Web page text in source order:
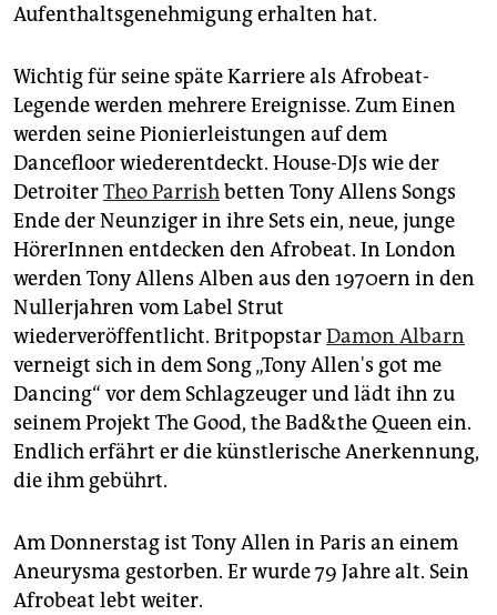
Aufenthaltsgenehmigung erhalten hat.
Wichtig für seine späte Karriere als Afrobeat-
Legende werden mehrere Ereignisse. Zum Einen
werden seine Pionierleistungen auf dem
Dancefloor wiederentdeckt. House-DJs wie der
DetroiterTheo Parrishbetten Tony Allens Songs
Ende der Neunziger in ihre Sets ein, neue, junge
HörerInnen entdecken den Afrobeat. In London
werden Tony Allens Alben aus den 1970ern in den
Nullerjahren vom Label Strut
wiederveröffentlicht. BritpopstarDamon Albarn
verneigt sich in dem Song „Tony Allen's got me
Dancing“ vor dem Schlagzeuger und lädt ihn zu
seinem Projekt The Good, the Bad&the Queen ein.
Endlich erfährt er die künstlerische Anerkennung,
die ihm gebührt.
Am Donnerstag ist Tony Allen in Paris an einem
Aneurysma gestorben. Er wurde 79 Jahre alt. Sein
Afrobeat lebt weiter.